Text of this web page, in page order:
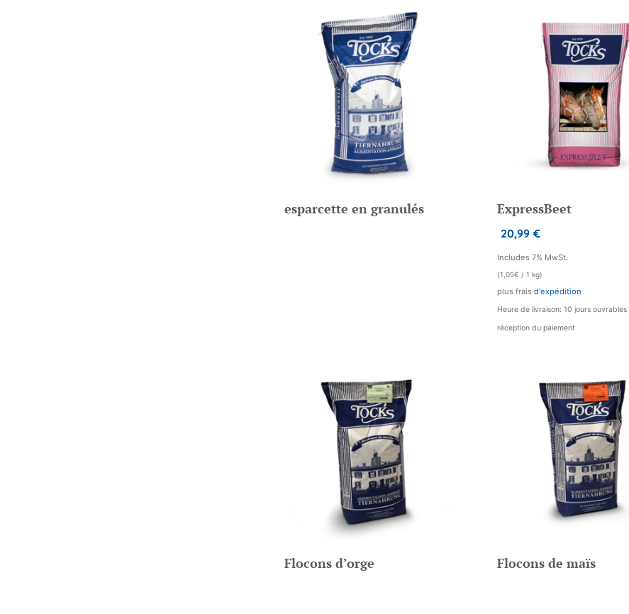
esparcette en granulés ExpressBeet
20,99 €
Includes 7% MwSt.
(1,05€ / 1 kg)
plus fraisd'expédition
Heure de livraison: 10 jours ouvrables
réception du paiement
Flocons d’orge Flocons de maïs